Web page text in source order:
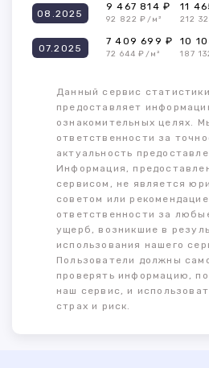
08.2025
9 467 814 ₽
92 822 ₽/м²
11
212
07.2025
7 409 699 ₽
72 644 ₽/м²
10
187
Данный сервис
предоставляет
ознакомительных целях.
ответственности за
актуальность
Информация,
сервисом, не является
советом или
ответственности за
ущерб, возникшие в
использования нашего
Пользователи должны
проверять информацию,
наш сервис, и
страх и риск.